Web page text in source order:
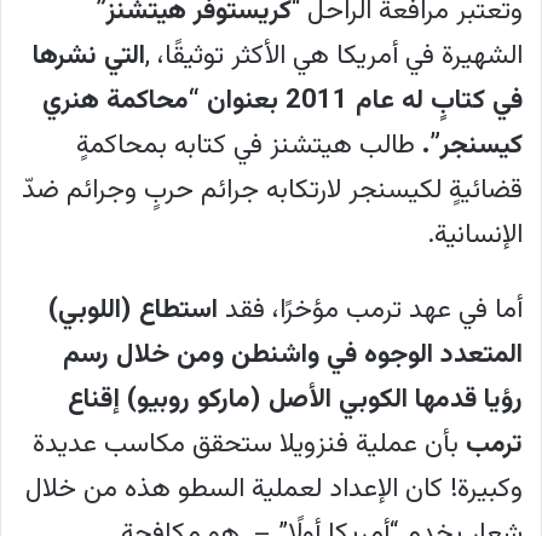
وتعتبر مرافعة الراحل “كريستوفر هيتشنز”
الشهيرة في أمريكا هي الأكثر توثيقًا، ,التي نشرها
في كتابٍ له عام 2011 بعنوان
“محاكمة هنري
كيسنجر”. طالب هيتشنز في كتابه بمحاكمةٍ
قضائيةٍ لكيسنجر لارتكابه جرائم حربٍ وجرائم ضدّ
الإنسانية.
أما في عهد ترمب مؤخرًا، فقد استطاع (اللوبي)
المتعدد الوجوه في واشنطن ومن خلال رسم
رؤيا قدمها الكوبي الأصل (ماركو روبيو) إقناع
ترمب بأن عملية فنزويلا ستحقق مكاسب عديدة
وكبيرة! كان الإعداد لعملية السطو هذه من خلال